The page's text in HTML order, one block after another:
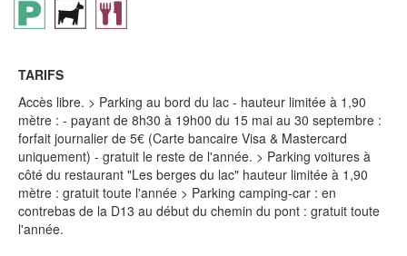
TARIFS
Accès libre. > Parking au bord du lac - hauteur limitée à 1,90
mètre : - payant de 8h30 à 19h00 du 15 mai au 30 septembre :
forfait journalier de 5€ (Carte bancaire Visa & Mastercard
uniquement) - gratuit le reste de l'année. > Parking voitures à
côté du restaurant "Les berges du lac" hauteur limitée à 1,90
mètre : gratuit toute l'année > Parking camping-car : en
contrebas de la D13 au début du chemin du pont : gratuit toute
l'année.